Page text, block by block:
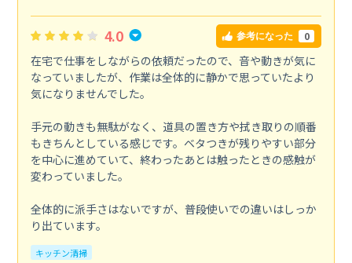
4.0 参考になった 0
在宅で仕事をしながらの依頼だったので、音や動きが気に
なっていましたが、作業は全体的に静かで思っていたより
気になりませんでした。
手元の動きも無駄がなく、道具の置き方や拭き取りの順番
もきちんとしている感じです。ベタつきが残りやすい部分
を中心に進めていて、終わったあとは触ったときの感触が
変わっていました。
全体的に派手さはないですが、普段使いでの違いはしっか
り出ています。
キッチン清掃